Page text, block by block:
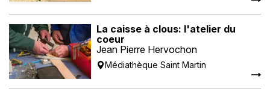
La caisse à clous: l'atelier du
coeur
Jean Pierre Hervochon
Médiathèque Saint Martin